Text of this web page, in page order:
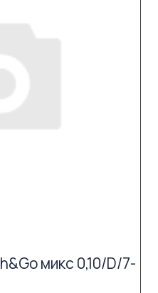
микс 0,10/D/7-